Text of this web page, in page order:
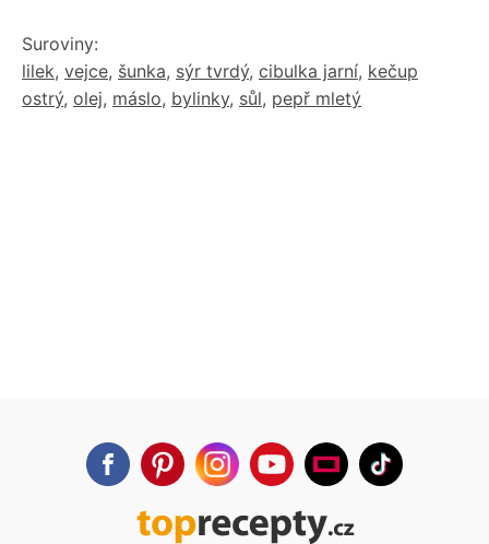
Suroviny:
lilek, vejce, šunka, sýr tvrdý, cibulka jarní, kečup
ostrý, olej, máslo, bylinky, sůl, pepř mletý